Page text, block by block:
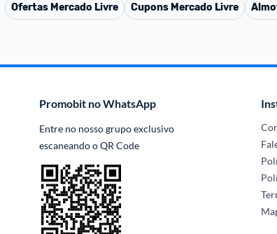
Ofertas Mercado Livre Cupons Mercado Livre
Promobit no WhatsApp
Entre no nosso grupo exclusivo
escaneando o QR Code